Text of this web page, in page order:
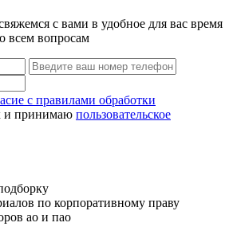
с вами в удобное для вас время
всем вопросам
с правилами обработки
и принимаю пользовательское
по корпоративному праву
ао и пао